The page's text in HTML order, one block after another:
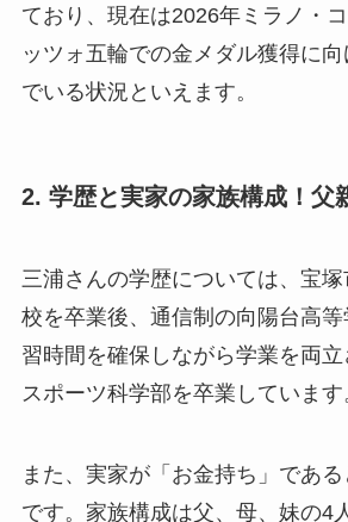
ており、現在は2026年ミラノ・
ッツォ五輪での金メダル獲得に
でいる状況といえます。
2. 学歴と実家の家族構成！父
三浦さんの学歴については、宝
校を卒業後、通信制の向陽台高
習時間を確保しながら学業を両
スポーツ科学部を卒業しています
また、実家が「お金持ち」であ
です。家族構成は父、母、妹の4